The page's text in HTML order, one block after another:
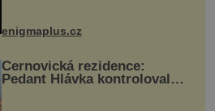
...
enigmaplus.cz
Černovická rezidence:
Pedant Hlávka kontroloval